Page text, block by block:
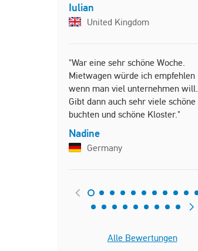
Iulian
United Kingdom
"War eine sehr schöne Woche.
Mietwagen würde ich empfehlen
wenn man viel unternehmen will.
Gibt dann auch sehr viele schöne
buchten und schöne Kloster."
Nadine
Germany
Alle Bewertungen